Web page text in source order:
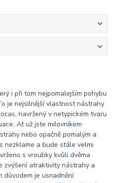
i při tom nejpomalejším pohybu
je nejsilnější vlastnost nástrahy
navržený v netypickém tvaru
Ať už jste milovníkem
nebo opačně pomalým a
nezklame a bude stále velmi
s vroubky kvůli dvěma
zvýšení atraktivity nástrahy a
důvodem je usnadnění